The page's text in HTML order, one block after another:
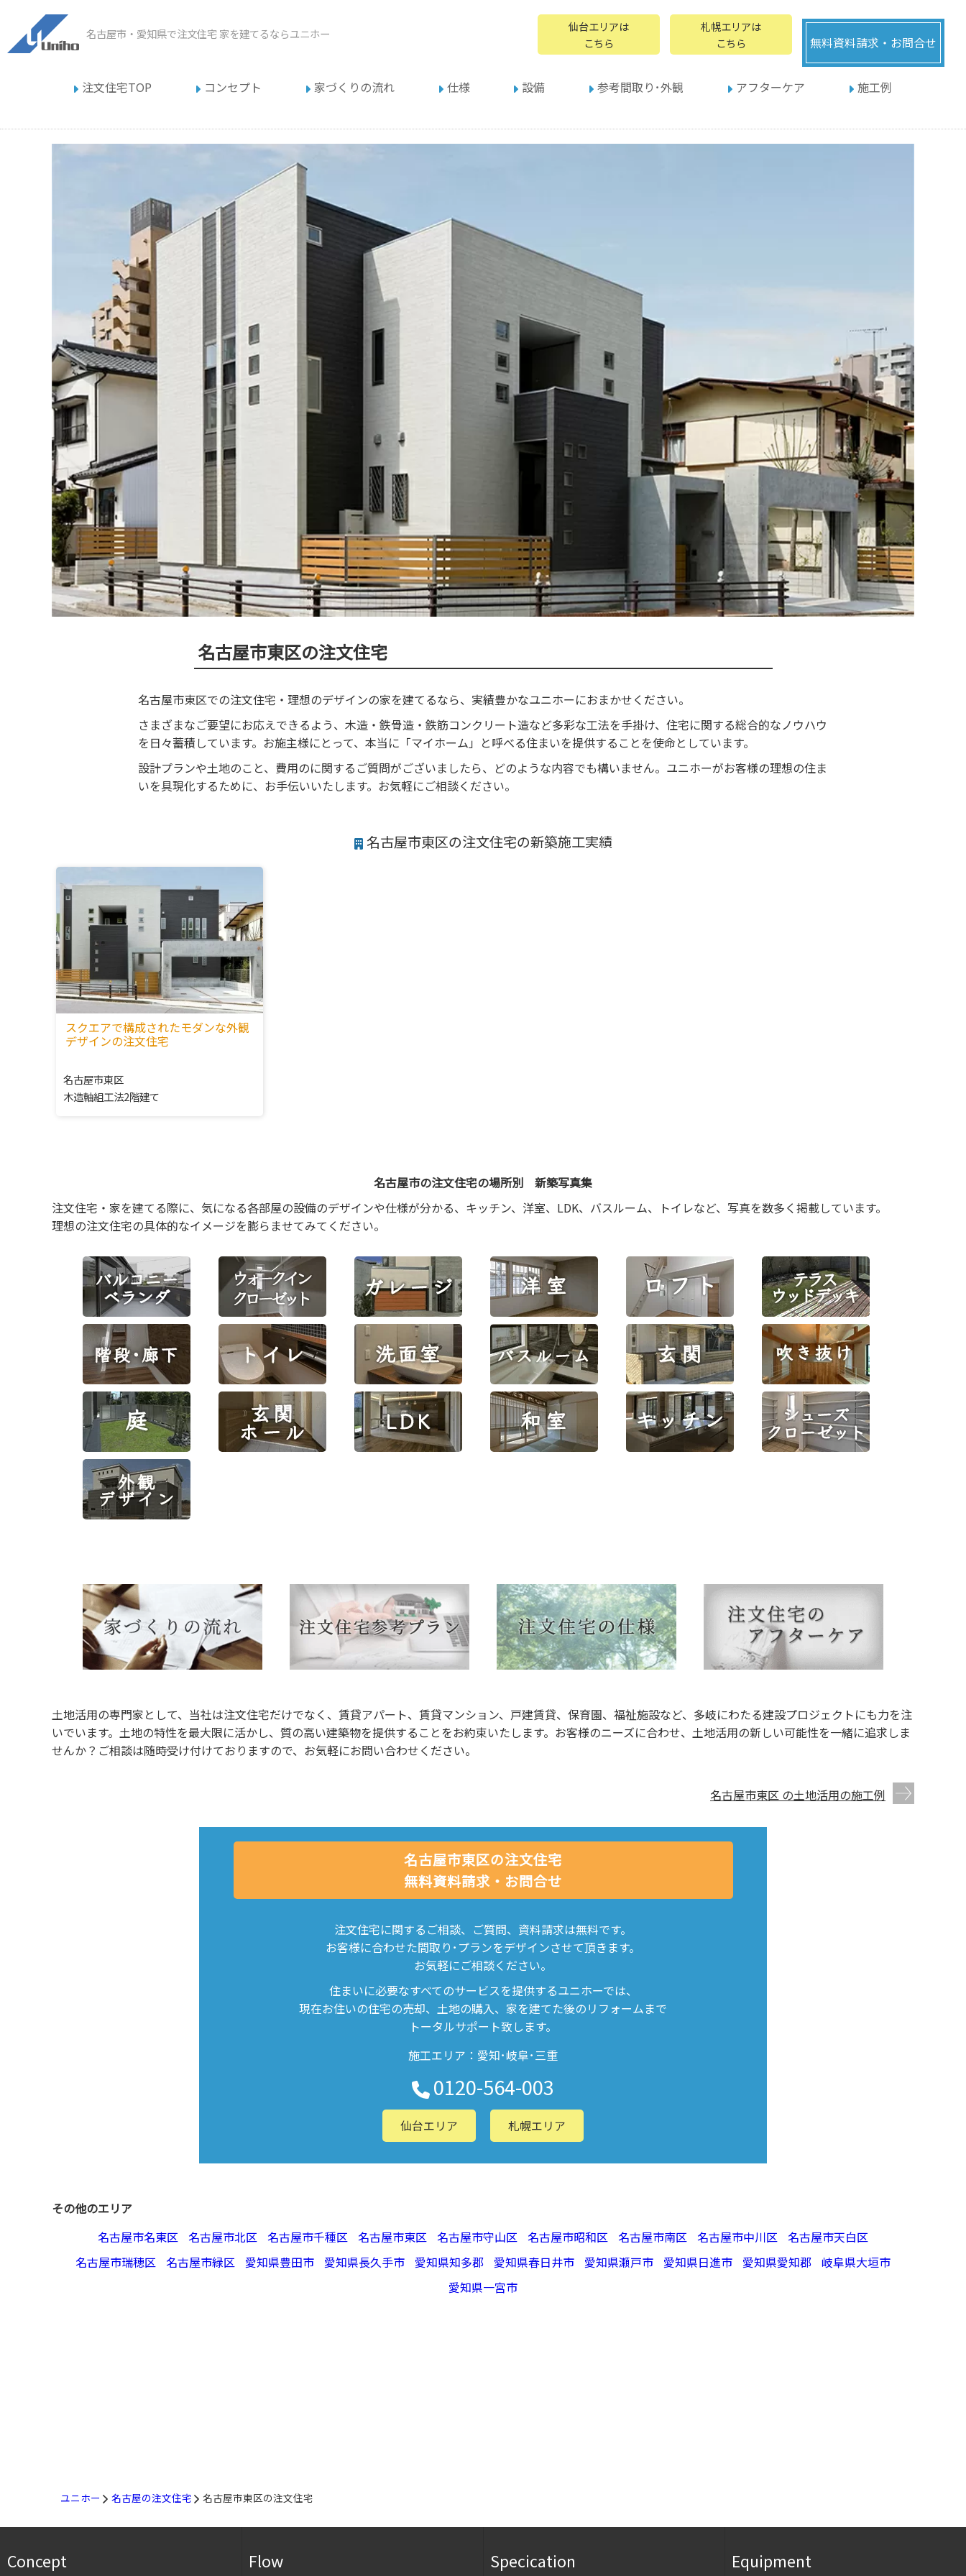
名古屋市・愛知県で注文住宅 家を建てるならユニホー
仙台エリアは
こちら
札幌エリアは
こちら
無料資料請求・お問合せ
注文住宅TOP コンセプト 家づくりの流れ 仕様 設備 参考間取り･外観 アフターケア 施工例
名古屋市東区の注文住宅
名古屋市東区での注文住宅・理想のデザインの家を建てるなら、実績豊かなユニホーにおまかせください。
さまざまなご要望にお応えできるよう、木造・鉄骨造・鉄筋コンクリート造など多彩な工法を手掛け、住宅に関する総合的なノウハウ
を日々蓄積しています。お施主様にとって、本当に「マイホーム」と呼べる住まいを提供することを使命としています。
設計プランや土地のこと、費用のに関するご質問がございましたら、どのような内容でも構いません。ユニホーがお客様の理想の住ま
いを具現化するために、お手伝いいたします。お気軽にご相談ください。
名古屋市東区の注文住宅の新築施工実績
スクエアで構成されたモダンな外観
デザインの注文住宅
名古屋市東区
木造軸組工法2階建て
名古屋市の注文住宅の場所別 新築写真集
注文住宅・家を建てる際に、気になる各部屋の設備のデザインや仕様が分かる、キッチン、洋室、LDK、バスルーム、トイレなど、写真を数多く掲載しています。
理想の注文住宅の具体的なイメージを膨らませてみてください。
土地活用の専門家として、当社は注文住宅だけでなく、賃貸アパート、賃貸マンション、戸建賃貸、保育園、福祉施設など、多岐にわたる建設プロジェクトにも力を注
いでいます。土地の特性を最大限に活かし、質の高い建築物を提供することをお約束いたします。お客様のニーズに合わせ、土地活用の新しい可能性を一緒に追求しま
せんか？ご相談は随時受け付けておりますので、お気軽にお問い合わせください。
名古屋市東区 の土地活用の施工例
名古屋市東区の注文住宅
無料資料請求・お問合せ
注文住宅に関するご相談、ご質問、資料請求は無料です。
お客様に合わせた間取り･プランをデザインさせて頂きます。
お気軽にご相談ください。
住まいに必要なすべてのサービスを提供するユニホーでは、
現在お住いの住宅の売却、土地の購入、家を建てた後のリフォームまで
トータルサポート致します。
施工エリア：愛知･岐阜･三重
0120-564-003
仙台エリア 札幌エリア
その他のエリア
名古屋市名東区
名古屋市北区 名古屋市千種区 名古屋市東区 名古屋市守山区 名古屋市昭和区 名古屋市南区 名古屋市中川区
名古屋市天白区
名古屋市瑞穂区
名古屋市緑区 愛知県豊田市 愛知県長久手市 愛知県知多郡 愛知県春日井市 愛知県瀬戸市 愛知県日進市 愛知県愛知郡 岐阜県大垣市
愛知県一宮市
ユニホー 名古屋の注文住宅 名古屋市東区の注文住宅
Concept Flow Specication Equipment